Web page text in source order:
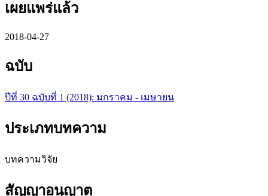
เผยแพร่แล้ว
2018-04-27
ฉบับ
ปีที่ 30 ฉบับที่ 1 (2018): มกราคม - เมษายน
ประเภทบทความ
บทความวิจัย
สัญญาอนุญาต